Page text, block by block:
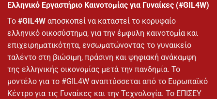
Ελληνικό Εργαστήριο Καινοτομίας για Γυναίκες (#GIL4W)
Το #GIL4W αποσκοπεί να καταστεί το κορυφαίο
ελληνικό οικοσύστημα, για την έμφυλη καινοτομία και
επιχειρηματικότητα, ενσωματώνοντας το γυναικείο
ταλέντο στη βιώσιμη, πράσινη και ψηφιακή ανάκαμψη
της ελληνικής οικονομίας μετά την πανδημία. Το
μοντέλο για το #GIL4W αναπτύσσεται από το Ευρωπαϊκό
Κέντρο για τις Γυναίκες και την Τεχνολογία. Το ΕΠΙΣΕΥ